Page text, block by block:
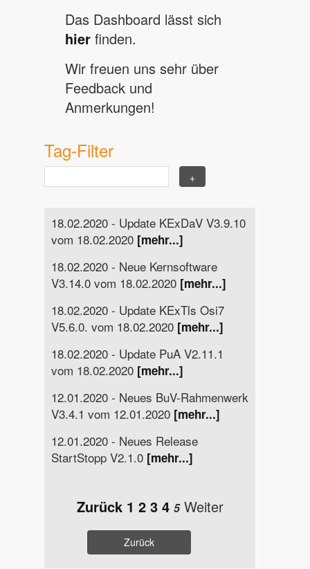
Das Dashboard lässt sich
hier finden.
Wir freuen uns sehr über
Feedback und
Anmerkungen!
Tag-Filter
18.02.2020 - Update KExDaV V3.9.10
vom 18.02.2020 [mehr...]
18.02.2020 - Neue Kernsoftware
V3.14.0 vom 18.02.2020 [mehr...]
18.02.2020 - Update KExTls Osi7
V5.6.0. vom 18.02.2020 [mehr...]
18.02.2020 - Update PuA V2.11.1
vom 18.02.2020 [mehr...]
12.01.2020 - Neues BuV-Rahmenwerk
V3.4.1 vom 12.01.2020 [mehr...]
12.01.2020 - Neues Release
StartStopp V2.1.0 [mehr...]
Zurück 1 2 3 4 5 Weiter
Zurück